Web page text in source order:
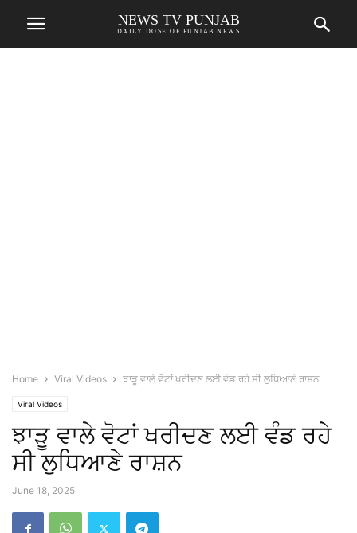
NEWS TV PUNJAB
DAILY DOSE OF PUNJAB NEWS
Home Viral Videos ਝਾੜੂ ਵਾਲੇ ਵੋਟਾਂ ਖਰੀਦਣ ਲਈ ਵੰਡ ਰਹੇ ਸੀ ਲੁਧਿਆਣੇ ਰਾਸ਼ਨ
Viral Videos
ਝਾੜੂ ਵਾਲੇ ਵੋਟਾਂ ਖਰੀਦਣ ਲਈ ਵੰਡ ਰਹੇ
ਸੀ ਲੁਧਿਆਣੇ ਰਾਸ਼ਨ
June 18, 2025